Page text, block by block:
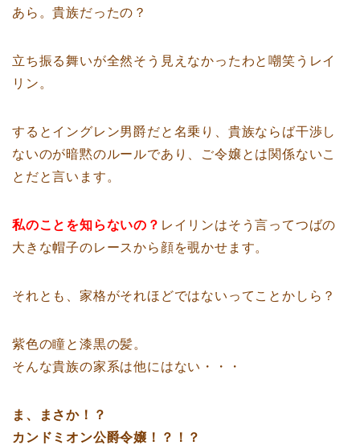
あら。貴族だったの？
立ち振る舞いが全然そう見えなかったわと嘲笑うレイ
リン。
するとイングレン男爵だと名乗り、貴族ならば干渉し
ないのが暗黙のルールであり、ご令嬢とは関係ないこ
とだと言います。
私のことを知らないの？ レイリンはそう言ってつばの
大きな帽子のレースから顔を覗かせます。
それとも、家格がそれほどではないってことかしら？
紫色の瞳と漆黒の髪。
そんな貴族の家系は他にはない・・・
ま、まさか！？
カンドミオン公爵令嬢！？！？